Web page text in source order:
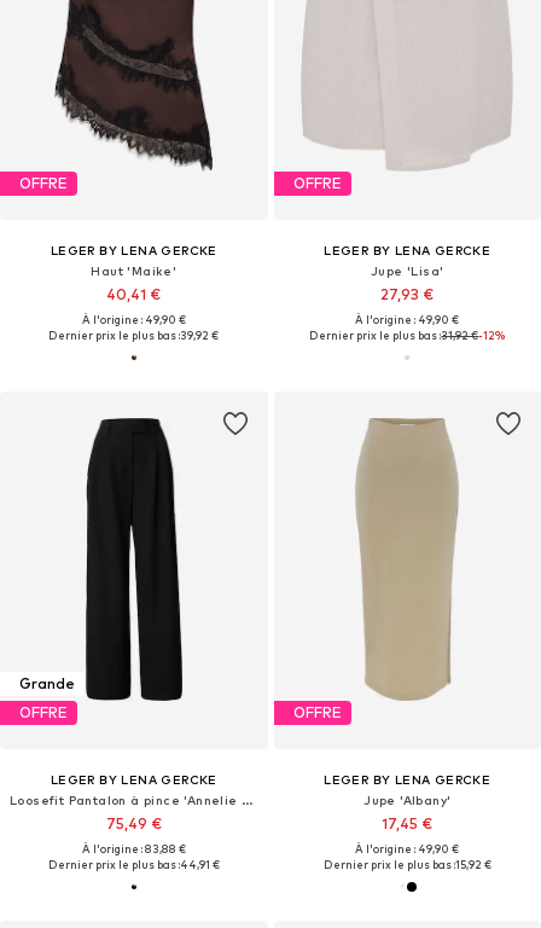
OFFRE
LEGER BY LENA GERCKE
Haut 'Maike'
40,41 €
À l'origine : 49,90 €
Dernier prix le plus bas :39,92 €
OFFRE
LEGER BY LENA GERCKE
Jupe 'Lisa'
27,93 €
À l'origine : 49,90 €
Dernier prix le plus bas :31,92 €-12%
Grande
OFFRE
LEGER BY LENA GERCKE
Loosefit Pantalon à pince 'Annelie Tall'
75,49 €
À l'origine : 83,88 €
Dernier prix le plus bas :44,91 €
OFFRE
LEGER BY LENA GERCKE
Jupe 'Albany'
17,45 €
À l'origine : 49,90 €
Dernier prix le plus bas :15,92 €